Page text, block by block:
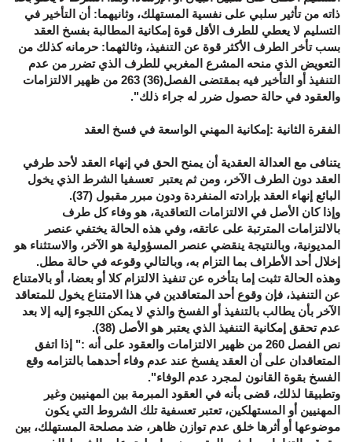
ذاته من تأثير سلبي على نفسية المستهلك، وثانيهما: أن التأخير في
التسليم لا يعطي للطرف الأقل قوة إمكانية المطالبة بفسخ العقد
بسب تأخر الطرف الأكثر قوة عن التنفيذ، وثالثهما: حرمانه كذلك من
التعويض الذي منحه المشرع المغربي للطرف الذي تضرر من عدم
التنفيذ أو التأخير فيه بمقتضى الفصل(36) 263 من ظهير الالتزامات
والعقود في حالة حصول ضرر له جراء ذلك".
الفقرة الثانية :إمكانية المهني الواسعة في فسخ العقد
يتنافى مع العدالة العقدية أن يمنح الحق في إنهاء العقد لأحد طرفي
العقد دون الطرف الآخر، ومن ثم يعتبر تعسفيا الشرط الذي يخول
البائع إنهاء العقد بإرادته المنفردة ودون مبرر مقبول (37).
وإذا كان الأصل في الالتزامات التعاقدية، هو وفاء كل طرف
بالالتزامات المترتبة على عاتقه، وفي هذه الحالة يختفي عنصر
المديونية، وبالنتيجة ينقضي عنصر المسؤولية هو الآخر، والاستثناء هو
إخلال أحد الأطراف بما التزام به، وبالتالي وقوعه في حالة مطل.
وهذه الحالة تثبت إما بتأخره عن تنفيذ الالتزام كلا أو بعضا، أو بالامتناع
عن التنفيذ، فإن وقوع أحد المتعاقدين في هذا الامتناع يخول للمتعاقد
الآخر بأن يطالب بالتنفيذ أو الفسخ والذي لا يمكن اللجوء إليه إلا بعد
عدم تحقق إمكانية التنفيذ الذي يعتبر هو الأصل (38).
نص الفصل 260 من ظهير الالتزامات والعقود على أنه :" إذا اتفق
المتعاقدان على أن العقد يفسخ عند عدم وفاء أحدهما بالتزامه وقع
الفسخ بقوة القانون لمجرد عدم الوفاء".
وتطبيقا لذلك، قضى بأنه في العقود المبرمة بين المهنيين وغير
المهنيين أو المستهلكين، تعتبر تعسفية تلك الشروط التي يكون
موضوعها أو أثرها خلق عدم توازن ظاهر، ضد مصلحة المستهلك، بين